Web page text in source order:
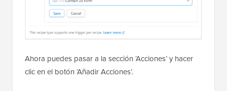
Ahora puedes pasar a la sección ‘Acciones’ y hacer
clic en el botón ‘Añadir Acciones’.